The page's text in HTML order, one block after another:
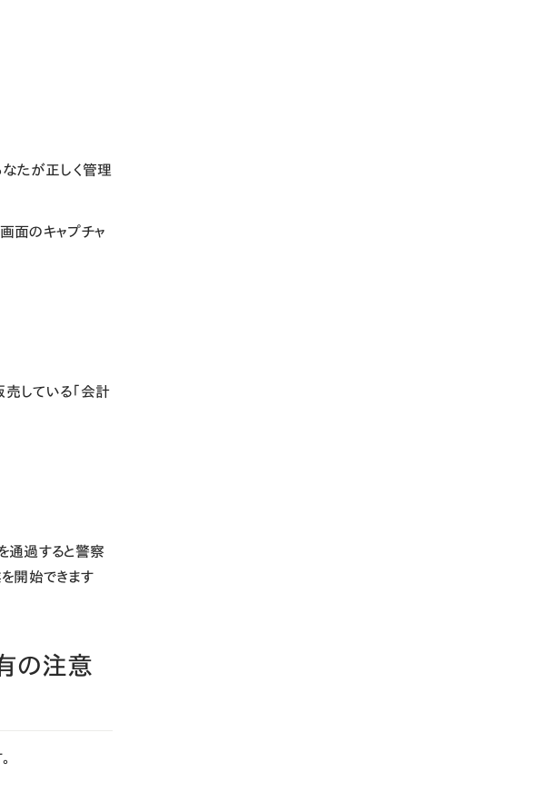
なたが正しく管理
面のキャプチャ
している「会計
通過すると警察
開始できます
の注意